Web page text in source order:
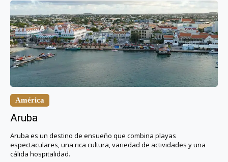
América
Aruba
Aruba es un destino de ensueño que combina playas
espectaculares, una rica cultura, variedad de actividades y una
cálida hospitalidad.